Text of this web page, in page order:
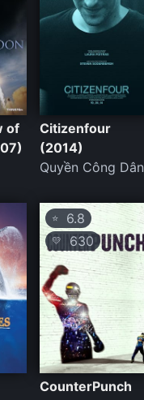
of
Citizenfour
(2014)
Quyền Công Dân
⭐ 6.8
💛 630
CounterPunch